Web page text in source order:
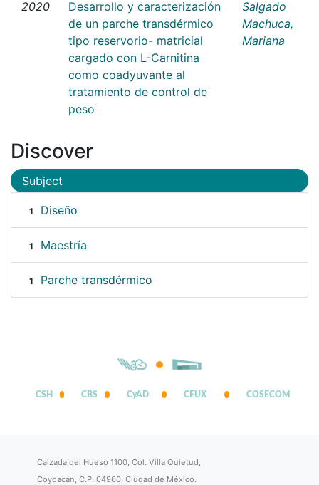
2020
Desarrollo y caracterización
de un parche transdérmico
tipo reservorio- matricial
cargado con L-Carnitina
como coadyuvante al
tratamiento de control de
peso
Salgado
Machuca,
Mariana
Discover
Subject
1 Diseño
1 Maestría
1 Parche transdérmico
CSH CBS CyAD CEUX COSECOM
Calzada del Hueso 1100, Col. Villa Quietud,
Coyoacán, C.P. 04960, Ciudad de México.